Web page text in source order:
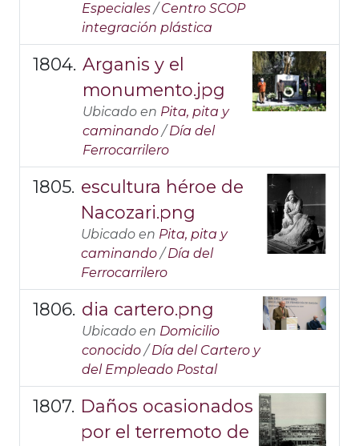
Especiales /Centro SCOP
integración plástica
Arganis y el
monumento.jpg
Ubicado en Pita, pita y
caminando /Día del
Ferrocarrilero
escultura héroe de
Nacozari.png
Ubicado en Pita, pita y
caminando /Día del
Ferrocarrilero
dia cartero.png
Ubicado en Domicilio
conocido /Día del Cartero y
del Empleado Postal
Daños ocasionados
por el terremoto de